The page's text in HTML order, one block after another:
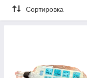
Сортировка